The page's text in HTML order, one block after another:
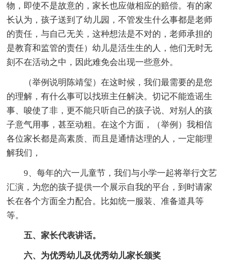
物，即使不是故意的，家长也应做相应的赔偿。有的家
长认为，孩子送到了幼儿园，不管发生什么事都是老师
的责任，与自己无关，这种想法是不对的，老师承担的
是教育和监管的责任）幼儿是活生生的人，他们无时无
刻不在活动之中，因此难免会出现一些意外。
（举例说明陈靖玺）在这时候，我们最需要的是您
的理解，有什么事可以找班主任解决。切记不能造谣生
事、唆使了非，更不能只听自己的孩子说、对别人的孩
子意气用事，甚至动粗。在这个方面，（举例）我相信
各位家长都是高素质、而且是通情达理的人，一定能理
解我们，
9、每年的六一儿童节，我们与小学一起将举行文艺
汇演，为您的孩子提供一个展示自我的平台，到时请家
长在各个方面全力配合。比如统一服装、准备道具等
等。
五、家长代表讲话。
六、为优秀幼儿及优秀幼儿家长颁奖